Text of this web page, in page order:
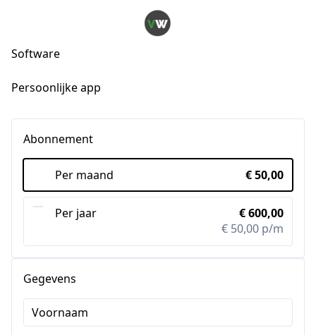
Software
Persoonlijke app
Abonnement
Per maand € 50,00
Per jaar
€ 600,00
€ 50,00 p/m
Gegevens
Voornaam